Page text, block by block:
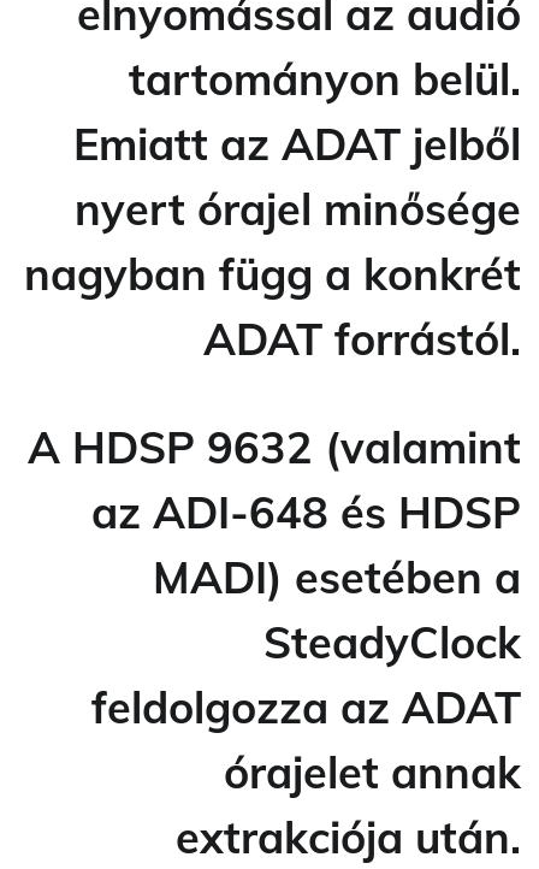
elnyomással az audió
tartományon belül.
Emiatt az ADAT jelből
nyert órajel minősége
nagyban függ a konkrét
ADAT forrástól.
A HDSP 9632 (valamint
az ADI-648 és HDSP
MADI) esetében a
SteadyClock
feldolgozza az ADAT
órajelet annak
extrakciója után.